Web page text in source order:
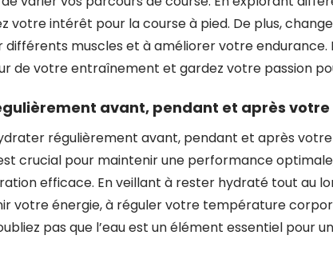
votre intérêt pour la course à pied. De plus,
différents muscles et à améliorer votre endurance.
de votre entraînement et gardez votre passion
avant, pendant et après votre
régulièrement avant, pendant et après votre
crucial pour maintenir une performance
efficace. En veillant à rester hydraté tout au
votre énergie, à réguler votre température
pas que l’eau est un élément essentiel pour